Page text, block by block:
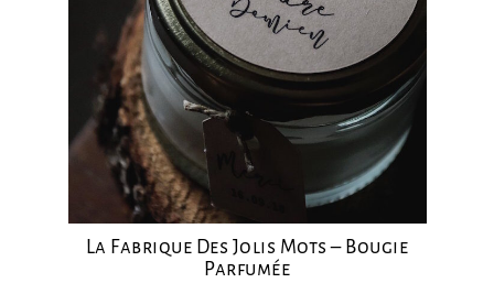
La Fabrique Des Jolis Mots – Bougie
Parfumée